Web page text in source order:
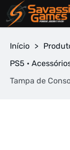
Início >
PS5 •
Tampa de